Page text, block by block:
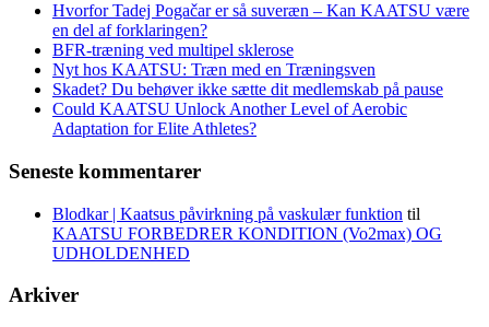
Hvorfor Tadej Pogačar er så suveræn – Kan KAATSU være
en del af forklaringen?
BFR-træning ved multipel sklerose
Nyt hos KAATSU: Træn med en Træningsven
Skadet? Du behøver ikke sætte dit medlemskab på pause
Could KAATSU Unlock Another Level of Aerobic
Adaptation for Elite Athletes?
Seneste kommentarer
Blodkar | Kaatsus påvirkning på vaskulær funktion til
KAATSU FORBEDRER KONDITION (Vo2max) OG
UDHOLDENHED
Arkiver